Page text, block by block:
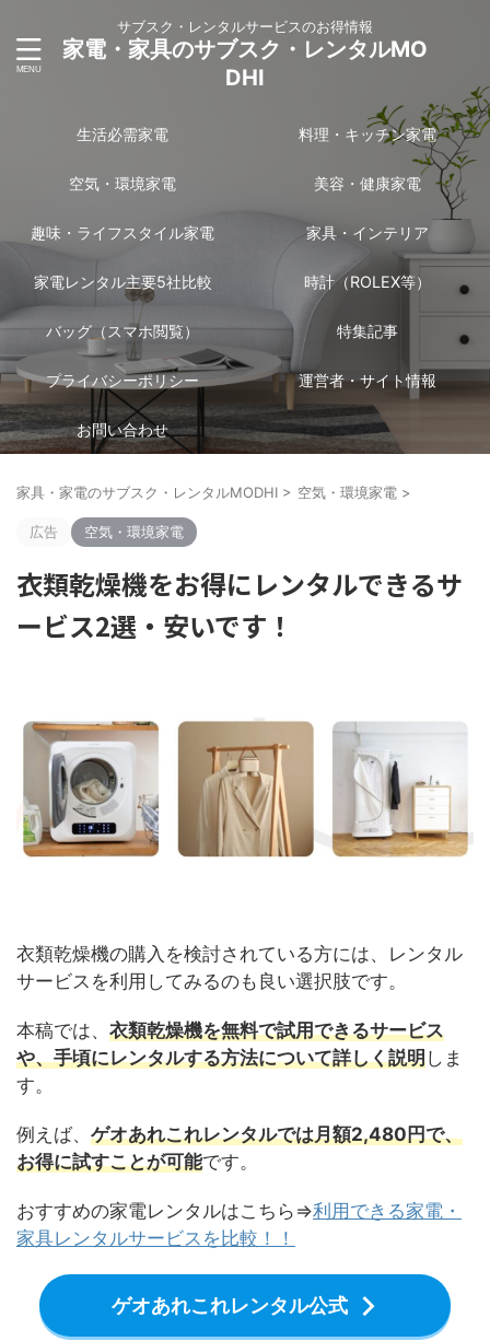
サブスク・レンタルサービスのお得情報
家電・家具のサブスク・レンタルMO
DHI
生活必需家電 料理・キッチン家電
空気・環境家電 美容・健康家電
趣味・ライフスタイル家電 家具・インテリア
家電レンタル主要5社比較 時計（ROLEX等）
バッグ（スマホ閲覧） 特集記事
プライバシーポリシー 運営者・サイト情報
お問い合わせ
家具・家電のサブスク・レンタルMODHI > 空気・環境家電 >
広告 空気・環境家電
衣類乾燥機をお得にレンタルできるサ
ービス2選・安いです！
衣類乾燥機の購入を検討されている方には、レンタル
サービスを利用してみるのも良い選択肢です。
本稿では、 衣類乾燥機を無料で試用できるサービス
や、手頃にレンタルする方法について詳しく説明しま
す。
例えば、 ゲオあれこれレンタルでは月額2,480円で、
お得に試すことが可能です。
おすすめの家電レンタルはこちら⇒利用できる家電・
家具レンタルサービスを比較！！
ゲオあれこれレンタル公式